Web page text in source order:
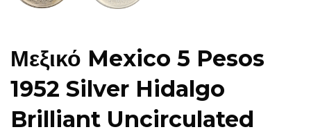
Μεξικό Mexico 5 Pesos
1952 Silver Hidalgo
Brilliant Uncirculated